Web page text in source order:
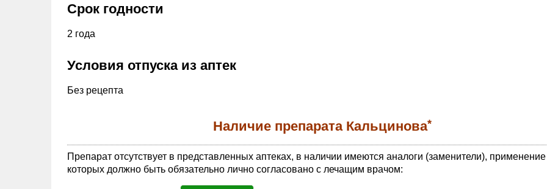
Срок годности
2 года
Условия отпуска из аптек
Без рецепта
Наличие препарата Кальцинова*
Препарат отсутствует в представленных аптеках, в наличии имеются аналоги (заменители), применение
которых должно быть обязательно лично согласовано с лечащим врачом: